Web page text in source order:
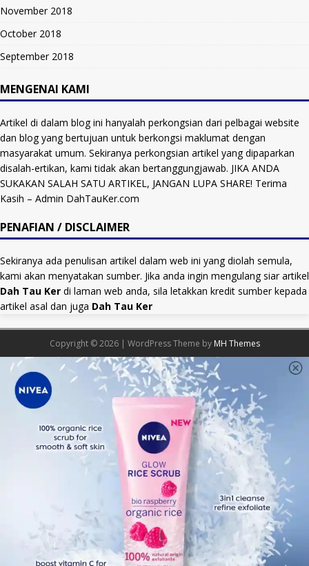
November 2018
October 2018
September 2018
MENGENAI KAMI
Artikel di dalam blog ini hanyalah perkongsian dari pelbagai website
dan blog yang bertujuan untuk berkongsi maklumat dengan
masyarakat umum. Sekiranya perkongsian artikel yang dipaparkan
disalah-ertikan, kami tidak akan bertanggungjawab. JIKA ANDA
SUKAKAN SALAH SATU ARTIKEL, JANGAN LUPA SHARE! Terima
Kasih – Admin DahTauKer.com
PENAFIAN / DISCLAIMER
Sekiranya ada penulisan artikel dalam web ini yang diolah semula,
kami akan menyatakan sumber. Jika anda ingin mengulang siar artikel
Dah Tau Ker di laman web anda, sila letakkan kredit sumber kepada
artikel asal dan juga Dah Tau Ker
Copyright © 2026 | WordPress Theme by MH Themes